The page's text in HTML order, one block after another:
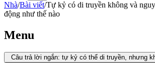
Nhà/Bài viết/Tự kỷ có di truyền không và
động như thế nào
Menu
Câu trả lời ngắn: tự kỷ có thể di truyền, nhưng